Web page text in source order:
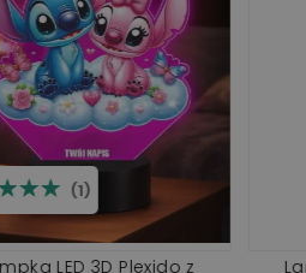
☆☆☆☆☆
★★★★★
Lampka LED 3D Plexido z